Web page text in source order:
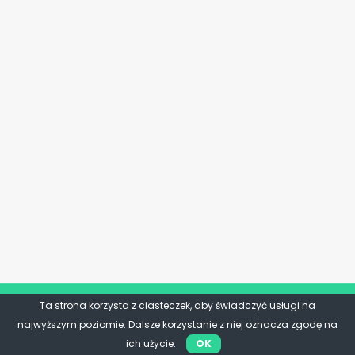
Ta strona korzysta z ciasteczek, aby świadczyć usługi na
najwyższym poziomie. Dalsze korzystanie z niej oznacza zgodę na
ich użycie.
OK